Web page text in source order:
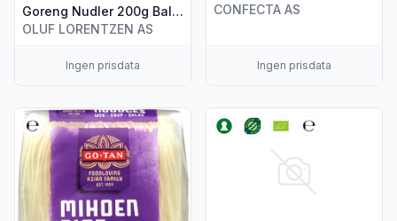
Goreng Nudler 200g Bali Kitchen
OLUF LORENTZEN AS
Ingen prisdata
CONFECTA AS
Ingen prisdata
Vis flere detaljer for produktet "Risnudler 250g Go-Tan"
Vis flere detaljer for